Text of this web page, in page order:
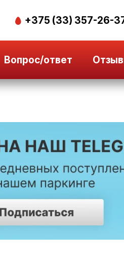
+375 (33) 357-26-
Вопрос/ответ